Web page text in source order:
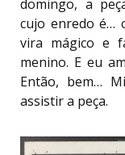
domingo, a
cujo enredo é…
vira mágico e
menino. E eu
Então, bem…
assistir a peça.